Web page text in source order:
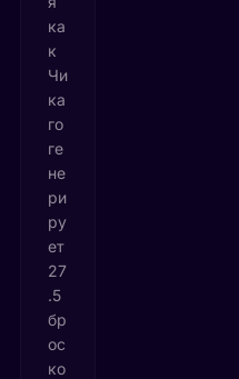
ка
к
Чи
ка
го
ге
не
ри
ру
ет
27
.5
бр
ос
ко